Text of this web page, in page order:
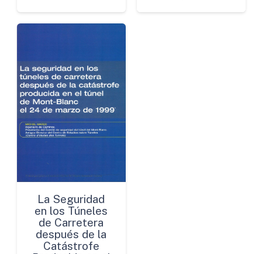
La Seguridad
en los Túneles
de Carretera
después de la
Catástrofe